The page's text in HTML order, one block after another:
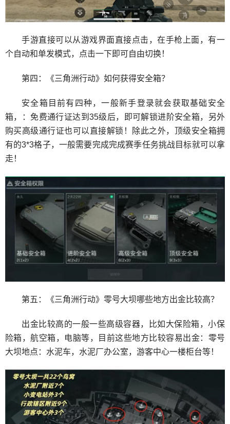
手游直接可以从游戏界面直接点击，在手枪上面，有一
个自动和单发模式，点击一下即可自由切换！
第四：《三角洲行动》如何获得安全箱？
安全箱目前有四种，一般新手登录就会获取基础安全
箱，：免费通行证达到35级后，即可解锁进阶安全箱，另外
购买高级通行证也可以直接解锁！除此之外，顶级安全箱拥
有的3*3格子，一般需要完成完成赛季任务挑战目标就可以拿
走！
第五：《三角洲行动》零号大坝哪些地方出金比较高？
出金比较高的一般一些高级容器，比如大保险箱，小保
险箱，航空箱，电脑等，目前这些地方比较容易出金：零号
大坝地点：水泥车，水泥厂办公室，游客中心一楼柜台等！